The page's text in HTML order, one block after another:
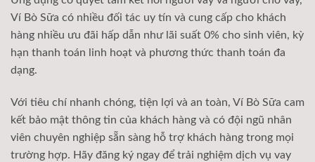
Ví Bò Sữa có nhiều đối tác uy tín và cung cấp cho khách
hàng nhiều ưu đãi hấp dẫn như lãi suất 0% cho sinh viên, kỳ
hạn thanh toán linh hoạt và phương thức thanh toán đa
dạng.
Với tiêu chí nhanh chóng, tiện lợi và an toàn, Ví Bò Sữa cam
kết bảo mật thông tin của khách hàng và có đội ngũ nhân
viên chuyên nghiệp sẵn sàng hỗ trợ khách hàng trong mọi
trường hợp. Hãy đăng ký ngay để trải nghiệm dịch vụ vay